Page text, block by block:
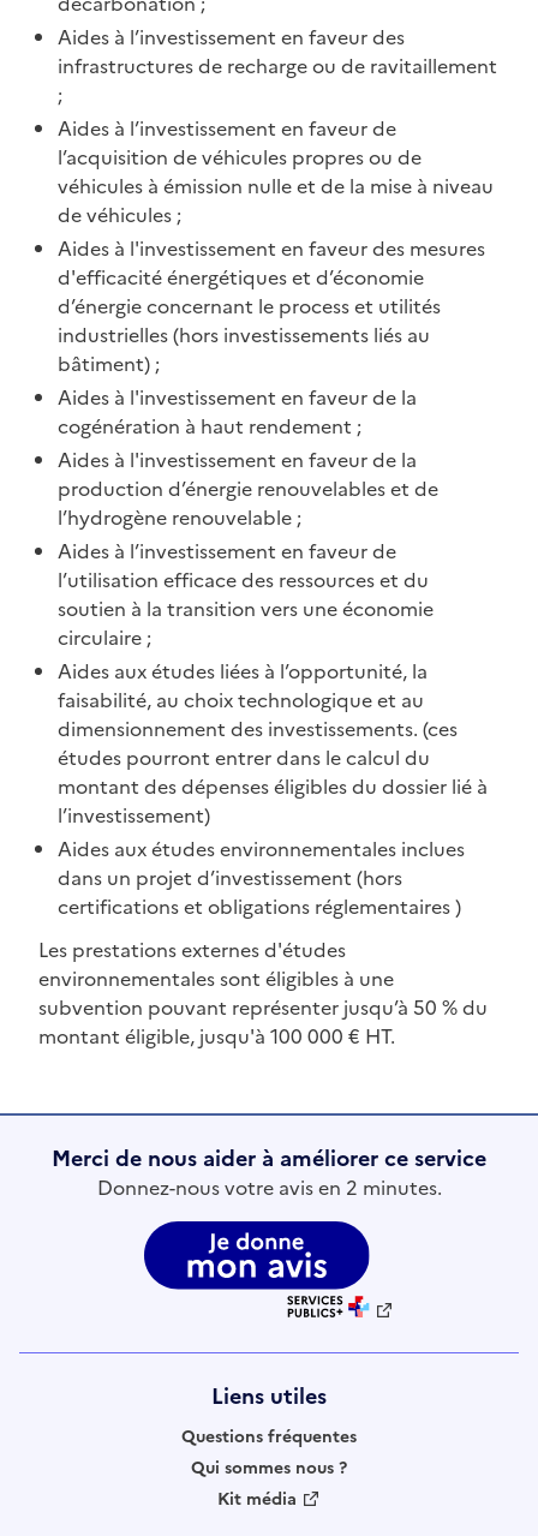
Aides à l’investissement en faveur des
infrastructures de recharge ou de ravitaillement
;
Aides à l’investissement en faveur de
l’acquisition de véhicules propres ou de
véhicules à émission nulle et de la mise à niveau
de véhicules ;
Aides à l'investissement en faveur des mesures
d'efficacité énergétiques et d’économie
d’énergie concernant le process et utilités
industrielles (hors investissements liés au
bâtiment) ;
Aides à l'investissement en faveur de la
cogénération à haut rendement ;
Aides à l'investissement en faveur de la
production d’énergie renouvelables et de
l’hydrogène renouvelable ;
Aides à l’investissement en faveur de
l’utilisation efficace des ressources et du
soutien à la transition vers une économie
circulaire ;
Aides aux études liées à l’opportunité, la
faisabilité, au choix technologique et au
dimensionnement des investissements. (ces
études pourront entrer dans le calcul du
montant des dépenses éligibles du dossier lié à
l’investissement)
Aides aux études environnementales inclues
dans un projet d’investissement (hors
certifications et obligations réglementaires )
Les prestations externes d'études
environnementales sont éligibles à une
subvention pouvant représenter jusqu’à 50 % du
montant éligible, jusqu'à 100 000 € HT.
Merci de nous aider à améliorer ce service
Donnez-nous votre avis en 2 minutes.
Liens utiles
Questions fréquentes
Qui sommes nous ?
Kit média